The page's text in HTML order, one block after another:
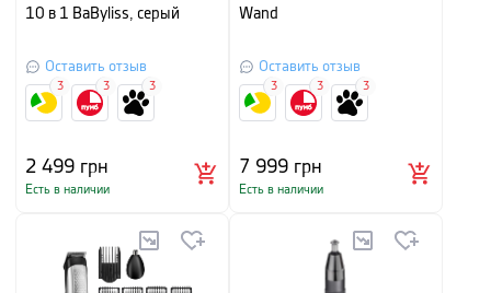
10 в 1 BaByliss, серый
Оставить отзыв
2 499 грн
Есть в наличии
3 3 3
Wand
Оставить отзыв
7 999 грн
Есть в наличии
3 3 3